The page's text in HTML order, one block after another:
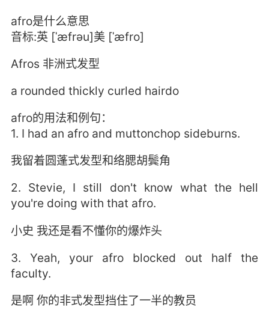
afro是什么意思
音标:英 [ˈæfrəu]美 [ˈæfro]
Afros 非洲式发型
a rounded thickly curled hairdo
afro的用法和例句：
1. I had an afro and muttonchop sideburns.
我留着圆蓬式发型和络腮胡鬓角
2. Stevie, I still don't know what the hell
you're doing with that afro.
小史 我还是看不懂你的爆炸头
3. Yeah, your afro blocked out half the
faculty.
是啊 你的非式发型挡住了一半的教员